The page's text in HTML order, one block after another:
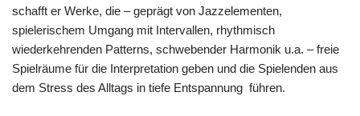
schafft er Werke, die – geprägt von Jazzelementen,
spielerischem Umgang mit Intervallen, rhythmisch
wiederkehrenden Patterns, schwebender Harmonik u.a. – freie
Spielräume für die Interpretation geben und die Spielenden aus
dem Stress des Alltags in tiefe Entspannung führen.